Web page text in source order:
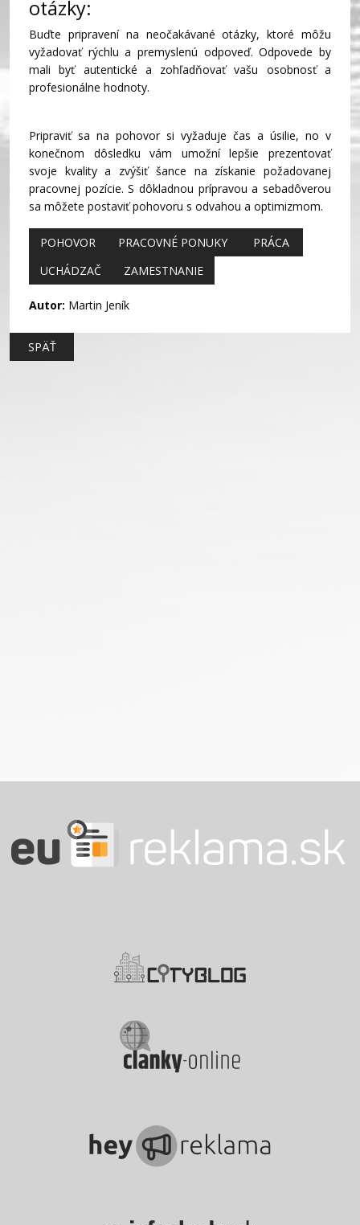
otázky:
Buďte pripravení na neočakávané otázky, ktoré môžu
vyžadovať rýchlu a premyslenú odpoveď. Odpovede by
mali byť autentické a zohľadňovať vašu osobnosť a
profesionálne hodnoty.
Pripraviť sa na pohovor si vyžaduje čas a úsilie, no v
konečnom dôsledku vám umožní lepšie prezentovať
svoje kvality a zvýšiť šance na získanie požadovanej
pracovnej pozície. S dôkladnou prípravou a sebadôverou
sa môžete postaviť pohovoru s odvahou a optimizmom.
POHOVOR PRACOVNÉ PONUKY
PRÁCA
UCHÁDZAČ
ZAMESTNANIE
Autor: Martin Jeník
SPÄŤ